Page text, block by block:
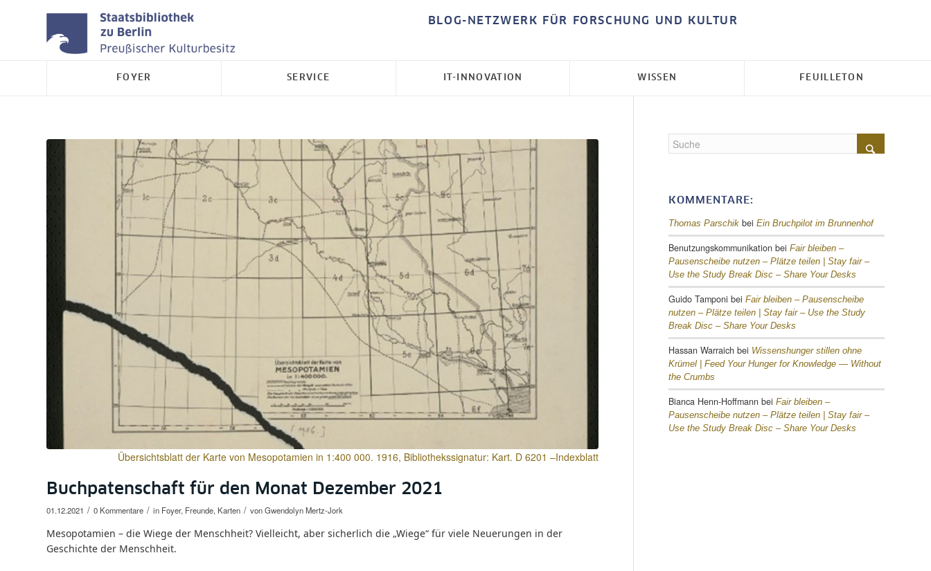
BLOG-NETZWERK FÜR FORSCHUNG UND KULTUR
FOYER SERVICE IT-INNOVATION WISSEN FEUILLETON
Übersichtsblatt der Karte von Mesopotamien in 1:400 000. 1916, Bibliothekssignatur: Kart. D 6201 –Indexblatt
Buchpatenschaft für den Monat Dezember 2021
01.12.2021 / 0 Kommentare / in Foyer, Freunde, Karten / vonGwendolyn Mertz-Jork
Mesopotamien – die Wiege der Menschheit? Vielleicht, aber sicherlich die „Wiege“ für viele Neuerungen in der
Geschichte der Menschheit.
KOMMENTARE:
Thomas Parschik bei Ein Bruchpilot im Brunnenhof
Benutzungskommunikation bei Fair bleiben –
Pausenscheibe nutzen – Plätze teilen | Stay fair –
Use the Study Break Disc – Share Your Desks
Guido Tamponi bei Fair bleiben – Pausenscheibe
nutzen – Plätze teilen | Stay fair – Use the Study
Break Disc – Share Your Desks
Hassan Warraich bei Wissenshunger stillen ohne
Krümel | Feed Your Hunger for Knowledge — Without
the Crumbs
Bianca Henn-Hoffmann bei Fair bleiben –
Pausenscheibe nutzen – Plätze teilen | Stay fair –
Use the Study Break Disc – Share Your Desks